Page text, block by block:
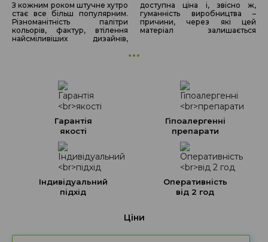
З кожним роком штучне хутро
стає все більш популярним.
Різноманітність палітри
кольорів, фактур, втілення
найсміливіших дизайнів,
доступна ціна і, звісно ж,
гуманність виробництва –
причини, через які цей
матеріал залишається
затребуваним уже протягом
Гарантія
якості
Гіпоалергенні
препарати
Індивідуальний
підхід
Оперативність
від 2 год
Ціни